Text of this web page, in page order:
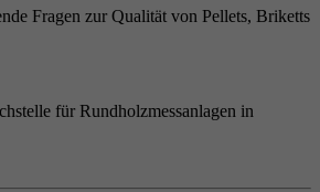
Fragen zur Qualität von Pellets, Briketts
für Rundholzmessanlagen in